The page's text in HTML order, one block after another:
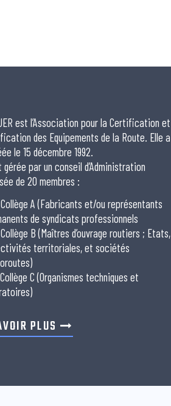
est l’Association pour la Certification et
des Equipements de la Route. Elle a
le 15 décembre 1992.
gérée par un conseil d’Administration
de 20 membres :
A (Fabricants et/ou représentants
de syndicats professionnels
B (Maîtres d’ouvrage routiers ; Etats,
territoriales, et sociétés
C (Organismes techniques et
PLUS